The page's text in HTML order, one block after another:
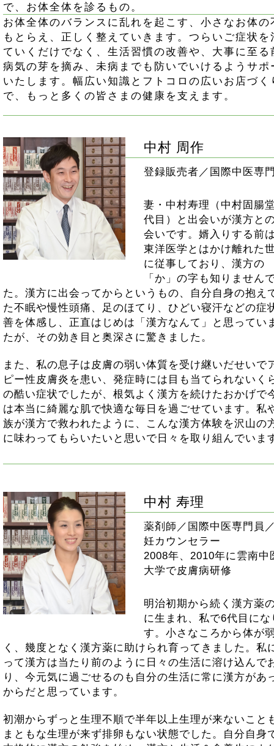
で、お体全体を診るもの。
お体全体のバランスに乱れを起こす、小さなお体の
もとらえ、正しく整えていきます。つらいご症状を
ていくだけでなく、生活習慣の改善や、大事に至る
病気の芽を摘み、未病までも防いでいけるようサポ
いたします。幅広い知識とフトコロの広いお店づく
で、もっと多くの皆さまの健康を支えます。
中村 周作
登録販売者／国際中医専
妻・中村寿理（中村固腸
代目）と出会いが漢方と
会いです。婿入りする前
東洋医学とはかけ離れた
に従事しており、漢方の
「か」の字も知りません
た。漢方に出会ってからというもの、自分自身の抱え
た不眠や慢性頭痛、足のほてり、ひどい寝汗などの症
善を体感し、正直はじめは「漢方なんて」と思ってい
たが、その効き目と奥深さに驚きました。
また、私の息子は皮膚の弱い体質を受け継いだせいで
ピー性皮膚炎を患い、発症時には目も当てられないく
の酷い症状でしたが、根気よく漢方を続けたおかげで
は本当に綺麗な肌で快適な毎日を過ごせています。私
族が漢方で救われたように、こんな漢方体験を沢山の
に味わってもらいたいと思いで日々を取り組んでいま
中村 寿理
薬剤師／国際中医専門員
妊カウンセラー
2008年、2010年に雲南中
大学で皮膚病研修
明治初期から続く漢方薬
に生まれ、私で6代目にな
す。小さなころから体が
く、幾度となく漢方薬に助けられ育ってきました。私
って漢方は当たり前のように日々の生活に溶け込んで
り、今元気に過ごせるのも自分の生活に常に漢方があ
からだと思っています。
初潮からずっと生理不順で半年以上生理が来ないこと
まともな生理が来ず排卵もない状態でした。自分自身